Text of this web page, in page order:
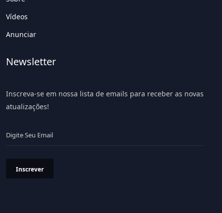
Vídeos
Anunciar
Newsletter
Inscreva-se em nossa lista de emails para receber as novas
atualizações!
Inscrever